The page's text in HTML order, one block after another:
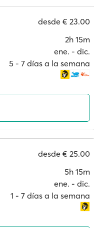
desde € 23.00
2h 15m
ene. ‐ dic.
5 ‐ 7 días a la semana
desde € 25.00
5h 15m
ene. ‐ dic.
1 ‐ 7 días a la semana